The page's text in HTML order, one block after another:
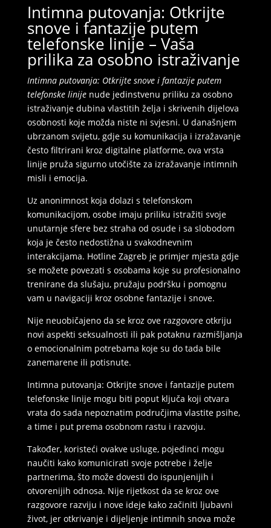
Čekam tvoj poziv:)
Broj: 064/677-677
tel:0,93€ - mob:1,12€ min
Intimna putovanja: Otkrijte
snove i fantazije putem
telefonske linije – Vaša
prilika za osobno istraživanje
Intimna putovanja: Otkrijte snove i fantazije putem
telefonske linijenude jedinstvenu priliku za osobno
istraživanje dubina vlastitih želja i skrivenih dijelova
osobnosti koje možda niste ni svjesni. U današnjem
ubrzanom svijetu, gdje su komunikacija i izražavanje
često filtrirani kroz digitalne platforme, ova vrsta
linije pruža sigurno utočište za izražavanje intimnih
misli i emocija.
Uz anonimnost koja dolazi s telefonskom
komunikacijom, osobe imaju priliku istražiti svoje
unutarnje sfere bez straha od osude i sa slobodom
koja je često nedostižna u svakodnevnim
interakcijama. Hotline Zagreb je primjer mjesta gdje
se možete povezati s osobama koje su profesionalno
trenirane da slušaju, pružaju podršku i pomognu
vam u navigaciji kroz osobne fantazije i snove.
Nije neuobičajeno da se kroz ove razgovore otkriju
novi aspekti seksualnosti ili pak potaknu razmišljanja
o emocionalnim potrebama koje su do tada bile
zanemarene ili potisnute.
Intimna putovanja: Otkrijte snove i fantazije putem
telefonske linije mogu biti poput ključa koji otvara
vrata do sada nepoznatim područjima vlastite psihe,
a time i put prema osobnom rastu i razvoju.
Također, koristeći ovakve usluge, pojedinci mogu
naučiti kako komunicirati svoje potrebe i želje
partnerima, što može dovesti do ispunjenijih i
otvorenijih odnosa. Nije rijetkost da se kroz ove
razgovore razviju i nove ideje kako začiniti ljubavni
život, jer otkrivanje i dijeljenje intimnih snova može